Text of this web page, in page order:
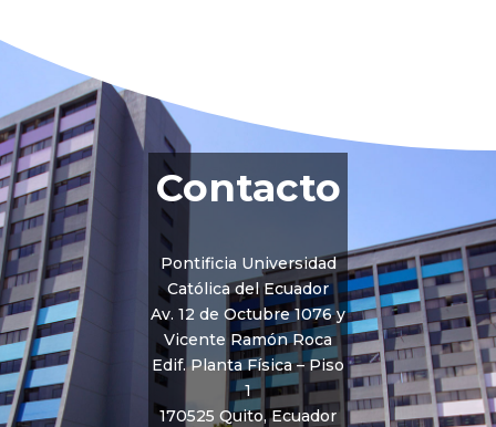
Contacto
Pontificia Universidad
Católica del Ecuador
Av. 12 de Octubre 1076 y
Vicente Ramón Roca
Edif. Planta Física – Piso
1
170525 Quito, Ecuador